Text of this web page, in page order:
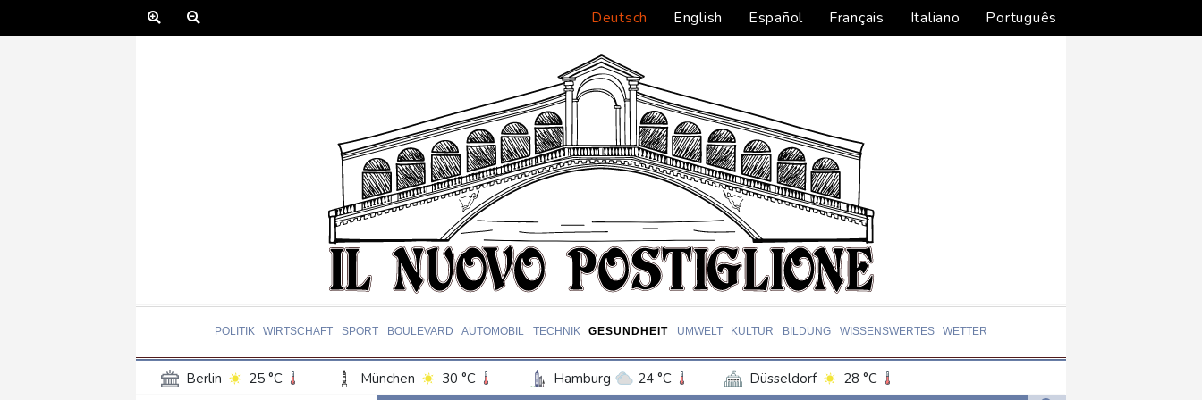
Deutsch English Español Français Italiano Português
POLITIK WIRTSCHAFT SPORT BOULEVARD AUTOMOBIL TECHNIK GESUNDHEIT UMWELT KULTUR BILDUNG WISSENSWERTES WETTER
Berlin 25 °C München 30 °C Hamburg 24 °C Düsseldorf
28 °C